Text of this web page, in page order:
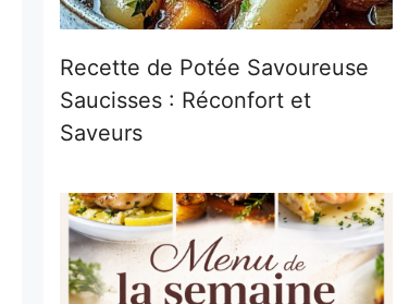
Recette de Potée Savoureuse
Saucisses : Réconfort et
Saveurs